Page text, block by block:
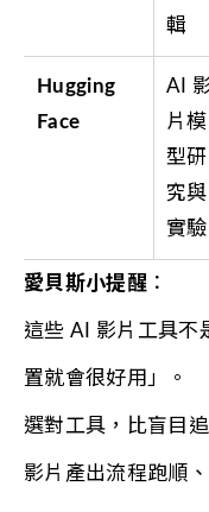
輯
Hugging
Face
AI
片模
型研
究與
實驗
愛貝斯小提醒 ：
這些 AI 影片工具不
置就會很好用」。
選對工具，比盲目
影片產出流程跑順、